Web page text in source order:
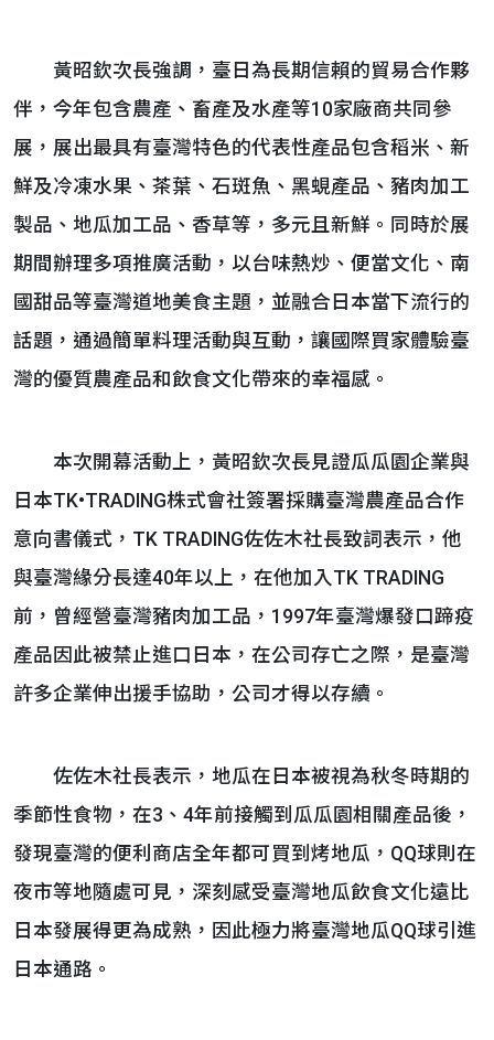
黃昭欽次長強調，臺日為長期信賴的貿易合作夥
伴，今年包含農產、畜產及水產等10家廠商共同參
展，展出最具有臺灣特色的代表性產品包含稻米、新
鮮及冷凍水果、茶葉、石斑魚、黑蜆產品、豬肉加工
製品、地瓜加工品、香草等，多元且新鮮。同時於展
期間辦理多項推廣活動，以台味熱炒、便當文化、南
國甜品等臺灣道地美食主題，並融合日本當下流行的
話題，通過簡單料理活動與互動，讓國際買家體驗臺
灣的優質農產品和飲食文化帶來的幸福感。
本次開幕活動上，黃昭欽次長見證瓜瓜園企業與
日本TK•TRADING株式會社簽署採購臺灣農產品合作
意向書儀式，TK TRADING佐佐木社長致詞表示，他
與臺灣緣分長達40年以上，在他加入TK TRADING
前，曾經營臺灣豬肉加工品，1997年臺灣爆發口蹄疫
產品因此被禁止進口日本，在公司存亡之際，是臺灣
許多企業伸出援手協助，公司才得以存續。
佐佐木社長表示，地瓜在日本被視為秋冬時期的
季節性食物，在3、4年前接觸到瓜瓜園相關產品後，
發現臺灣的便利商店全年都可買到烤地瓜，QQ球則在
夜市等地隨處可見，深刻感受臺灣地瓜飲食文化遠比
日本發展得更為成熟，因此極力將臺灣地瓜QQ球引進
日本通路。